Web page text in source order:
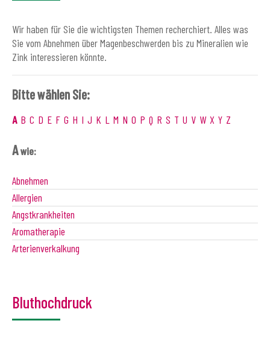
Wir haben für Sie die wichtigsten Themen recherchiert. Alles was
Sie vom Abnehmen über Magenbeschwerden bis zu Mineralien wie
Zink interessieren könnte.
Bitte wählen Sie:
A B C D E F G H I J K L M N O P Q R S T U V W X Y Z
Awie:
Abnehmen
Allergien
Angstkrankheiten
Aromatherapie
Arterienverkalkung
Bluthochdruck